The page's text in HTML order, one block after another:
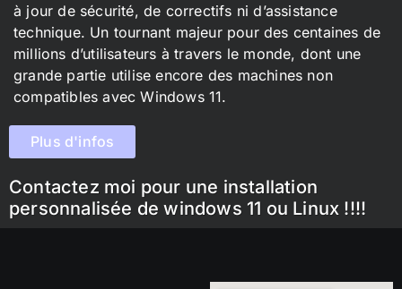
à jour de sécurité, de correctifs ni d’assistance
technique. Un tournant majeur pour des centaines de
millions d’utilisateurs à travers le monde, dont une
grande partie utilise encore des machines non
compatibles avec Windows 11.
Plus d'infos
Contactez moi pour une installation
personnalisée de windows 11 ou Linux !!!!